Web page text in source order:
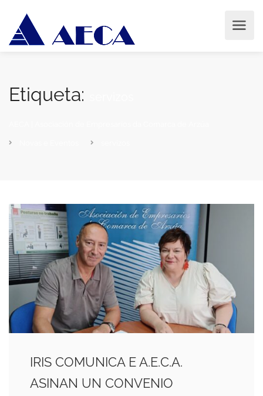
Etiqueta:
IRIS COMUNICA E A.E.C.A.
ASINAN UN CONVENIO